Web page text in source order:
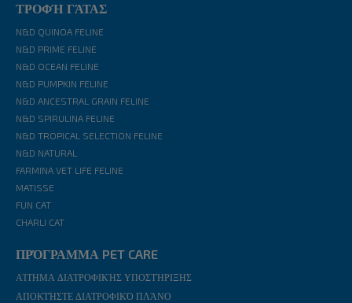
ΤΡΟΦΉ ΓΆΤΑΣ
N&D QUINOA FELINE
N&D PRIME FELINE
N&D OCEAN FELINE
N&D PUMPKIN FELINE
N&D ANCESTRAL GRAIN FELINE
N&D SPIRULINA FELINE
N&D TROPICAL SELECTION FELINE
N&D NATURAL
FARMINA VET LIFE FELINE
MATISSE
FUN CAT
CHARLI CAT
ΠΡΌΓΡΑΜΜΑ PET CARE
ΑΊΤΗΜΑ ΔΙΑΤΡΟΦΙΚΉΣ ΥΠΟΣΤΉΡΙΞΗΣ
ΑΠΟΚΤΉΣΤΕ ΔΙΑΤΡΟΦΙΚΌ ΠΛΆΝΟ